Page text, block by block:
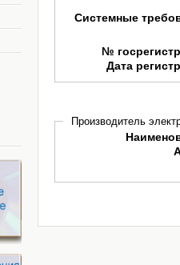
Системные
№
Дата
Производитель